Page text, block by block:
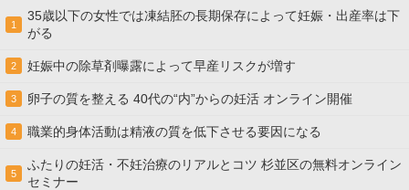
1
35歳以下の女性では凍結胚の長期保存によって妊娠・出産率は下
がる
2 妊娠中の除草剤曝露によって早産リスクが増す
3 卵子の質を整える 40代の“内”からの妊活 オンライン開催
4 職業的身体活動は精液の質を低下させる要因になる
5
ふたりの妊活・不妊治療のリアルとコツ 杉並区の無料オンライン
セミナー